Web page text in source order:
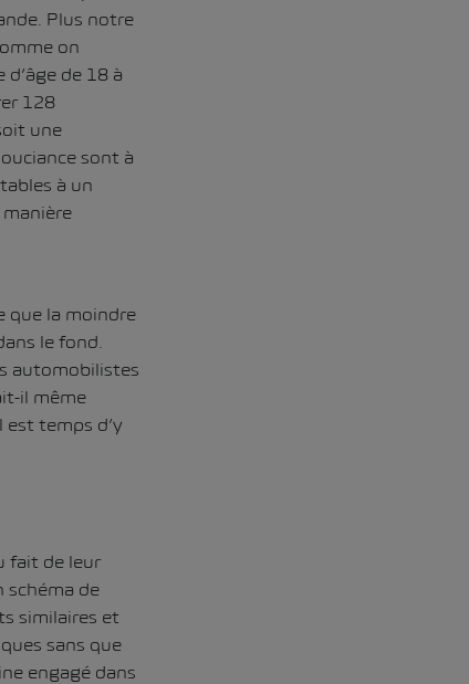
Plus notre
on
de 18 à
128
une
sont à
à un
que la moindre
le fond.
automobilistes
il même
temps d’y
fait de leur
de
similaires et
sans que
engagé dans